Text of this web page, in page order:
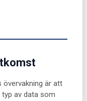
övervakning är att
typ av data som